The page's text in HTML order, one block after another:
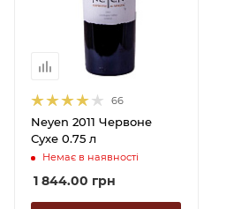
66
Neyen 2011 Червоне
Сухе 0.75 л
Немає в наявності
1 844.00 грн